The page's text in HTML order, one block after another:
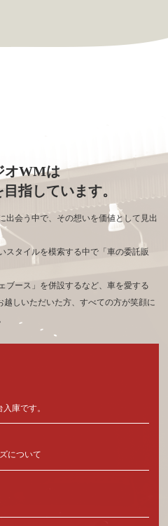
オWMは
指しています。
出会う中で、その想いを価値として見出
スタイルを模索する中で「車の委託販
ブース」を併設するなど、車を愛する
越しいただいた方、すべての方が笑顔に
庫です。
について